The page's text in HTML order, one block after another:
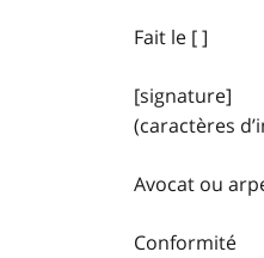
Fait le [ ]
[signature]
(caractères
Avocat ou
Conformité